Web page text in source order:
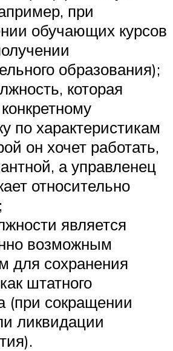
при
обучающих курсов
образования);
которая
по характеристикам
он хочет работать,
а управленец
относительно
является
возможным
для сохранения
штатного
(при сокращении
ликвидации